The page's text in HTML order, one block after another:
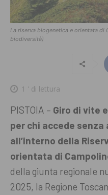
La riserva biogenetica e orientata
biodiversità)
1 ' di lettura
PISTOIA – Giro di vite
per chi accede
all’interno della
orientata di
della giunta regionale
2025, la Regione